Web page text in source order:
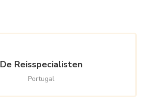
De Reisspecialisten
Portugal